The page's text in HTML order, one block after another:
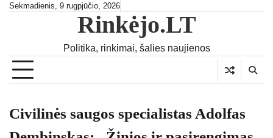
SkipSekmadienis, 9 rugpjūčio, 2026
Rinkėjo.LT
Politika, rinkimai, šalies naujienos
Civilinės saugos specialistas Adolfas